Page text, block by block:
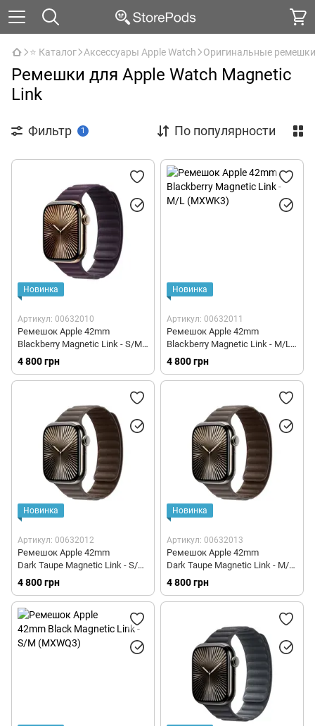
⭐ Каталог Аксессуары Apple Watch Оригинальные ремешки
Ремешки для Apple Watch Magnetic
Link
Фильтр 1 По популярности
Новинка
Артикул: 00632010
Ремешок Apple 42mm
Blackberry Magnetic Link - S/M
(MXWK3)
4 800 грн
Новинка
Артикул: 00632011
Ремешок Apple 42mm
Blackberry Magnetic Link - M/L
(MXWK3)
4 800 грн
Новинка
Артикул: 00632012
Ремешок Apple 42mm
Dark Taupe Magnetic Link - S/M
(MXWM3)
4 800 грн
Новинка
Артикул: 00632013
Ремешок Apple 42mm
Dark Taupe Magnetic Link - M/L
(MXWM3)
4 800 грн